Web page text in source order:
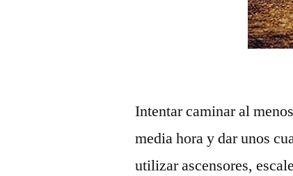
Intentar caminar al
media hora y dar unos
utilizar ascensores,